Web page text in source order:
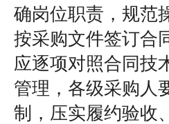
确岗位职责，规范
按采购文件签订合
应逐项对照合同技
管理，各级采购人
制，压实履约验收